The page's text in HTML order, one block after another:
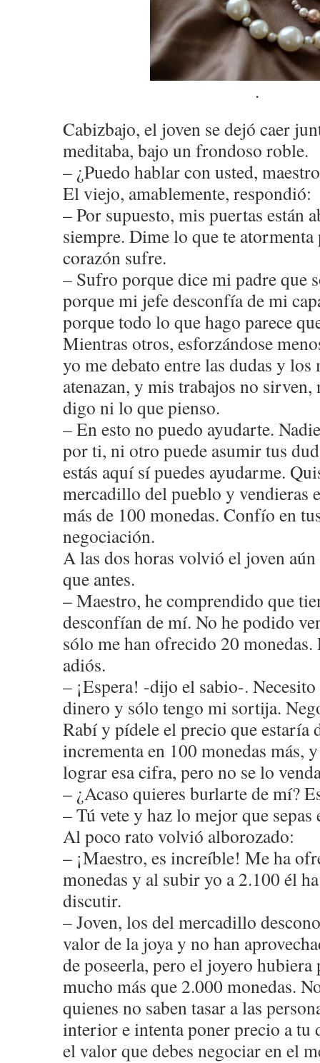
.
Cabizbajo, el joven se dejó caer
meditaba, bajo un frondoso roble.
– ¿Puedo hablar con usted,
El viejo, amablemente, respondió:
– Por supuesto, mis puertas están
siempre. Dime lo que te
corazón sufre.
– Sufro porque dice mi padre que
porque mi jefe desconfía de mi
porque todo lo que hago parece
Mientras otros, esforzándose
yo me debato entre las dudas y los
atenazan, y mis trabajos no sirven,
digo ni lo que pienso.
– En esto no puedo ayudarte.
por ti, ni otro puede asumir tus
estás aquí sí puedes ayudarme.
mercadillo del pueblo y vendieras
más de 100 monedas. Confío en
negociación.
A las dos horas volvió el joven
que antes.
– Maestro, he comprendido que
desconfían de mí. No he podido
sólo me han ofrecido 20 monedas.
adiós.
– ¡Espera! -dijo el sabio-.
dinero y sólo tengo mi sortija.
Rabí y pídele el precio que estaría
incrementa en 100 monedas más,
lograr esa cifra, pero no se lo
– ¿Acaso quieres burlarte de mí?
– Tú vete y haz lo mejor que sepas
Al poco rato volvió alborozado:
– ¡Maestro, es increíble! Me ha
monedas y al subir yo a 2.100 él
discutir.
– Joven, los del mercadillo
valor de la joya y no han
de poseerla, pero el joyero hubiera
mucho más que 2.000 monedas.
quienes no saben tasar a las
interior e intenta poner precio a tu
el valor que debes negociar en el